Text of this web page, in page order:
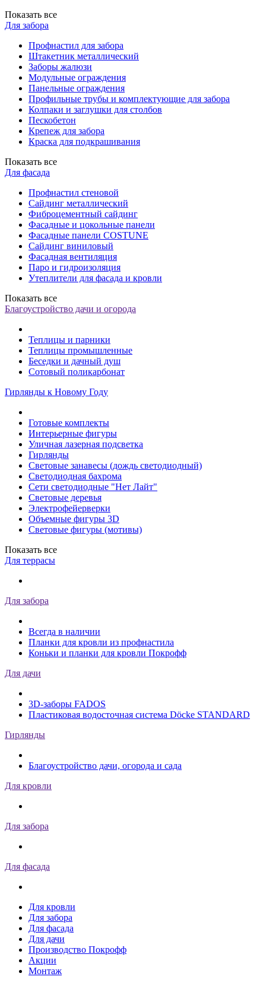
Показать все
Для забора
Профнастил для забора
Штакетник металлический
Заборы жалюзи
Модульные ограждения
Панельные ограждения
Профильные трубы и комплектующие для забора
Колпаки и заглушки для столбов
Пескобетон
Крепеж для забора
Краска для подкрашивания
Показать все
Для фасада
Профнастил стеновой
Сайдинг металлический
Фиброцементный сайдинг
Фасадные и цокольные панели
Фасадные панели COSTUNE
Сайдинг виниловый
Фасадная вентиляция
Паро и гидроизоляция
Утеплители для фасада и кровли
Показать все
Благоустройство дачи и огорода
Теплицы и парники
Теплицы промышленные
Беседки и дачный душ
Сотовый поликарбонат
Гирлянды к Новому Году
Готовые комплекты
Интерьерные фигуры
Уличная лазерная подсветка
Гирлянды
Световые занавесы (дождь светодиодный)
Светодиодная бахрома
Сети светодиодные "Нет Лайт"
Световые деревья
Электрофейерверки
Объемные фигуры 3D
Световые фигуры (мотивы)
Показать все
Для террасы
Для забора
Всегда в наличии
Планки для кровли из профнастила
Коньки и планки для кровли Покрофф
Для дачи
3D-заборы FADOS
Пластиковая водосточная система Döcke STANDARD
Гирлянды
Благоустройство дачи, огорода и сада
Для кровли
Для забора
Для фасада
Для кровли
Для забора
Для фасада
Для дачи
Производство Покрофф
Акции
Монтаж